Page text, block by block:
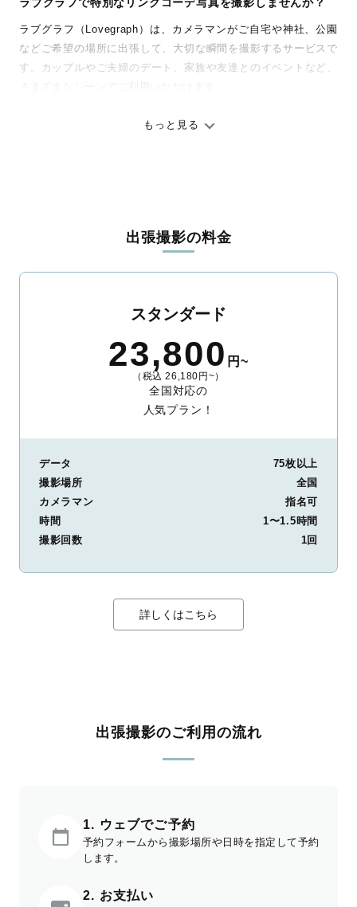
ラブグラフで特別なリンクコーデ写真を撮影しませんか？
ラブグラフ（Lovegraph）は、カメラマンがご自宅や神社、公園
などご希望の場所に出張して、大切な瞬間を撮影するサービスで
す。カップルやご夫婦のデート、家族や友達とのイベントなど、
ありのままの空気感を大切に、何十年経っても見返したくなるよ
ィを身につけたプロのカメラマンが全国47都道府県に在籍してい
ます。創業10年のノウハウを活かし、思い出に残る素敵な撮影体
験をお届けします。
整。自然な雰囲気を残しつつも、おしゃれで洗練された仕上がり
に。きっと「こんな写真を撮ってほしかった！」と思える一枚に
出会えます。まずは、ラブグラフの撮影事例
もっと見る
出張撮影の料金
スタンダード
23,800 円~
（税込 26,180円~）
全国対応の
人気プラン！
データ
75枚以上
撮影場所
全国
カメラマン
指名可
時間
1〜1.5時間
撮影回数
1回
詳しくはこちら
出張撮影のご利用の流れ
1. ウェブでご予約
予約フォームから撮影場所や日時を指定して予約
します。
2. お支払い